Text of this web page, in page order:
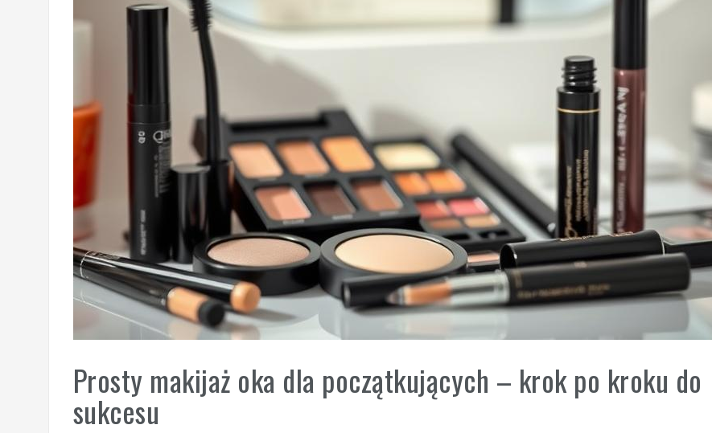
Prosty makijaż oka dla początkujących – krok po kroku do
sukcesu